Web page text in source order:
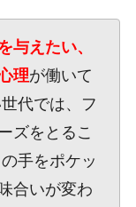
与えたい、
理が働いて
代では、フ
ズをとるこ
手をポケッ
合いが変わ